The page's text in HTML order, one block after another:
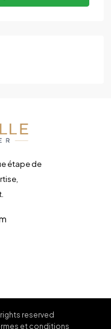
étape de
rights reserved
et conditions